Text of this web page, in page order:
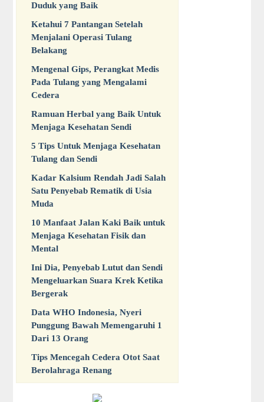
Duduk yang Baik
Ketahui 7 Pantangan Setelah
Menjalani Operasi Tulang
Belakang
Mengenal Gips, Perangkat Medis
Pada Tulang yang Mengalami
Cedera
Ramuan Herbal yang Baik Untuk
Menjaga Kesehatan Sendi
5 Tips Untuk Menjaga Kesehatan
Tulang dan Sendi
Kadar Kalsium Rendah Jadi Salah
Satu Penyebab Rematik di Usia
Muda
10 Manfaat Jalan Kaki Baik untuk
Menjaga Kesehatan Fisik dan
Mental
Ini Dia, Penyebab Lutut dan Sendi
Mengeluarkan Suara Krek Ketika
Bergerak
Data WHO Indonesia, Nyeri
Punggung Bawah Memengaruhi 1
Dari 13 Orang
Tips Mencegah Cedera Otot Saat
Berolahraga Renang